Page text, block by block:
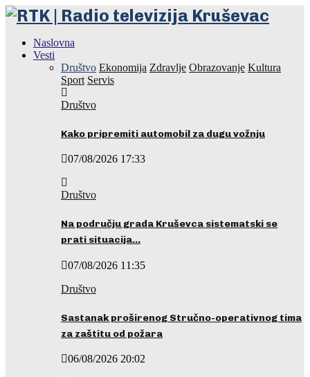
Naslovna
Vesti
Društvo Ekonomija Zdravlje Obrazovanje Kultura
Sport Servis
Društvo
Kako pripremiti automobil za dugu vožnju
07/08/2026 17:33
Društvo
Na području grada Kruševca sistematski se
prati situacija…
07/08/2026 11:35
Društvo
Sastanak proširenog Stručno-operativnog tima
za zaštitu od požara
06/08/2026 20:02